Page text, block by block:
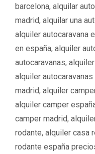
g
o
r
í
a
s
t
u
e
t
a
s
barcelona, alquilar
madrid, alquilar una
alquiler autocaravana
en españa, alquiler
autocaravanas,
alquiler
madrid, alquiler
alquiler camper
camper madrid,
rodante, alquiler casa
rodante españa